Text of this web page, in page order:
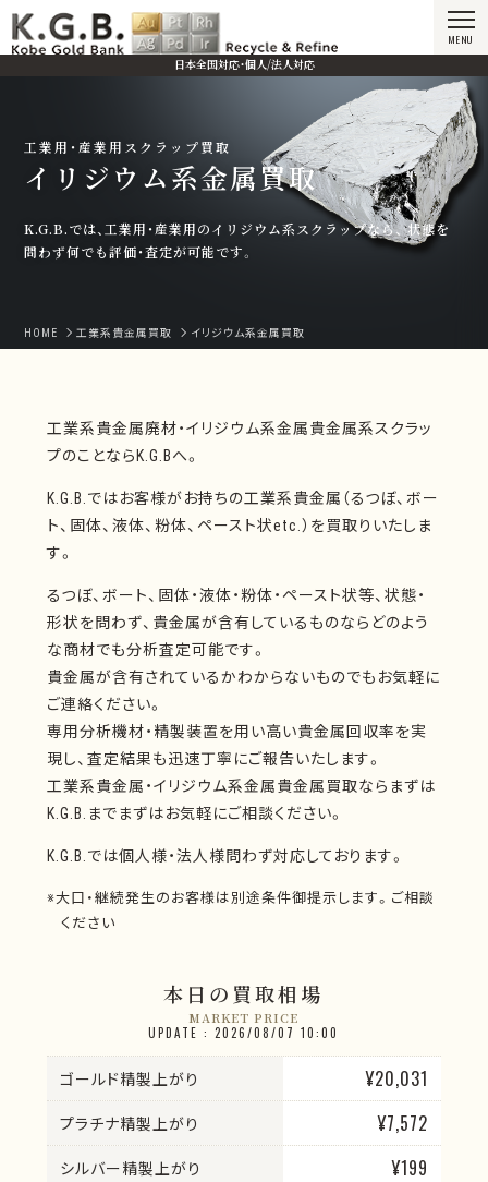
日本全国対応・個人/法人対応
MENU
工業用・産業用スクラップ買取
イリジウム系金属買取
K.G.B.では、工業用・産業用のイリジウム系スクラップなら、状態を
問わず何でも評価・査定が可能です。
HOME 工業系貴金属買取 イリジウム系金属買取
工業系貴金属廃材・イリジウム系金属貴金属系スクラッ
プのことならK.G.Bへ。
K.G.B.ではお客様がお持ちの工業系貴金属（るつぼ、ボー
ト、固体、液体、粉体、ペースト状etc.）を買取りいたしま
す。
るつぼ、ボート、固体・液体・粉体・ペースト状等、状態・
形状を問わず、貴金属が含有しているものならどのよう
な商材でも分析査定可能です。
貴金属が含有されているかわからないものでもお気軽に
ご連絡ください。
専用分析機材・精製装置を用い高い貴金属回収率を実
現し、査定結果も迅速丁寧にご報告いたします。
工業系貴金属・イリジウム系金属貴金属買取ならまずは
K.G.B.までまずはお気軽にご相談ください。
K.G.B.では個人様・法人様問わず対応しております。
※大口・継続発生のお客様は別途条件御提示します。ご相談
ください
本日の買取相場
MARKET PRICE
UPDATE : 2026/08/07 10:00
ゴールド精製上がり ¥20,031
プラチナ精製上がり ¥7,572
シルバー精製上がり ¥199